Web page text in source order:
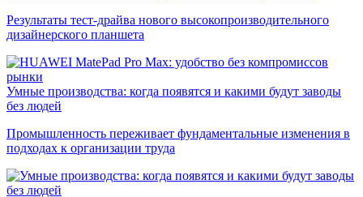
Результаты тест-драйва нового высокопроизводительного
дизайнерского планшета
рынки
Умные производства: когда появятся и какими будут заводы
без людей
Промышленность переживает фундаментальные изменения в
подходах к организации труда